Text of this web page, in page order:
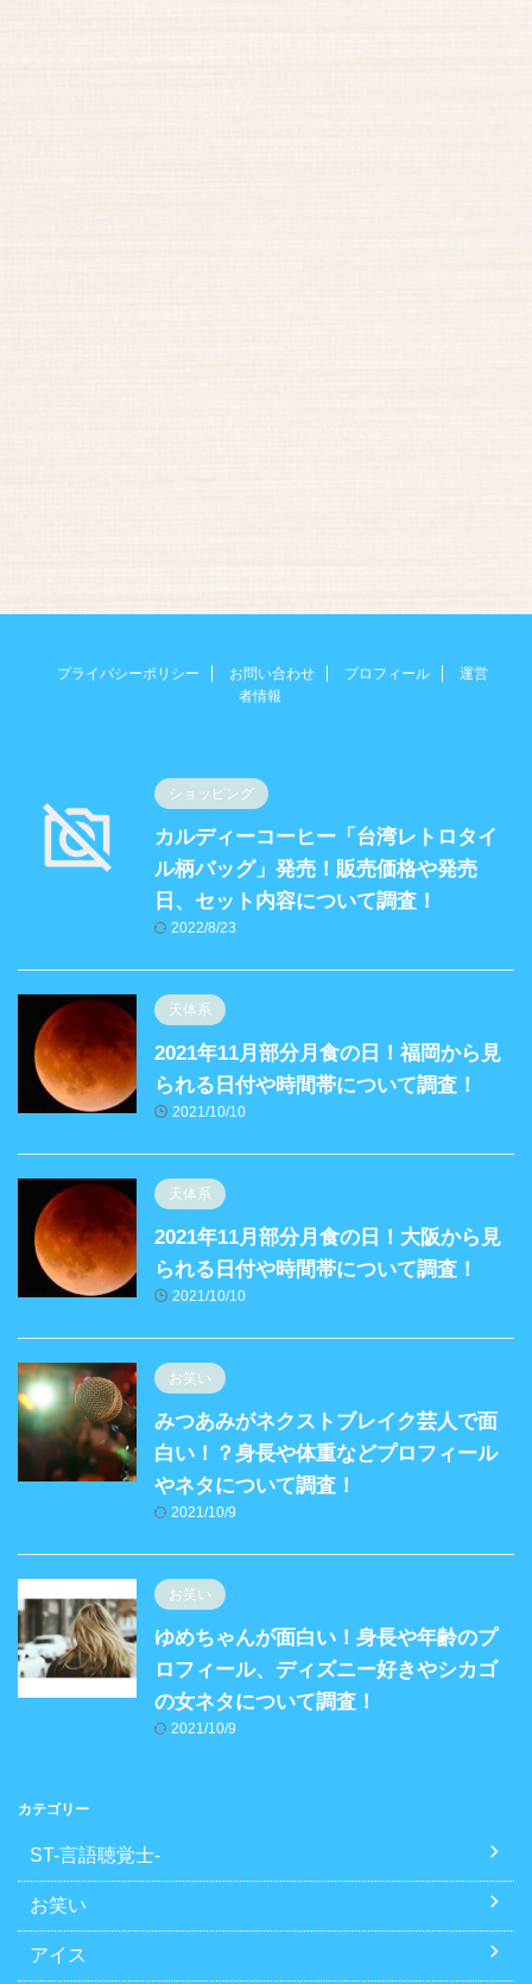
プライバシーポリシー お問い合わせ プロフィール
運営
者情報
ショッピング
カルディーコーヒー「台湾レトロタイ
ル柄バッグ」発売！販売価格や発売
日、セット内容について調査！
2022/8/23
天体系
2021年11月部分月食の日！福岡から見
られる日付や時間帯について調査！
2021/10/10
天体系
2021年11月部分月食の日！大阪から見
られる日付や時間帯について調査！
2021/10/10
お笑い
みつあみがネクストブレイク芸人で面
白い！？身長や体重などプロフィール
やネタについて調査！
2021/10/9
お笑い
ゆめちゃんが面白い！身長や年齢のプ
ロフィール、ディズニー好きやシカゴ
の女ネタについて調査！
2021/10/9
カテゴリー
ST-言語聴覚士-
お笑い
アイス